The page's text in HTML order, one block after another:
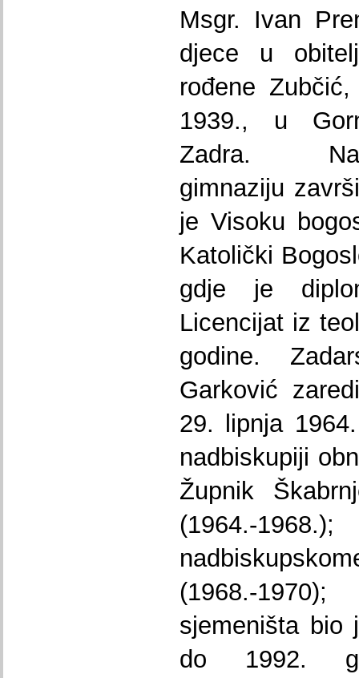
Msgr. Ivan
djece u
rođene
1939., u
Zadra.
gimnaziju
je Visoku
Katolički
gdje je
Licencijat iz
godine.
Garković
29. lipnja
nadbiskupiji
Župnik
(1964.-
(1968.-
sjemeništa bio
do 1992.